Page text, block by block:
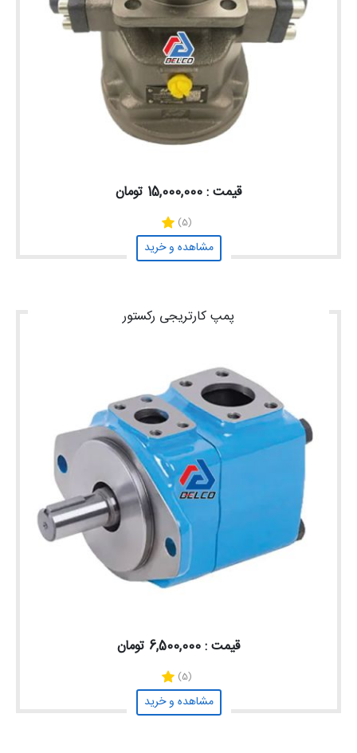
قیمت : 15,000,000 تومان
(5)
مشاهده و خرید
پمپ کارتریجی رکستور
قیمت : 6,500,000 تومان
(5)
مشاهده و خرید